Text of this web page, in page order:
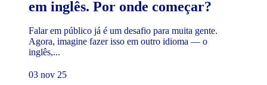
em inglês. Por onde começar?
Falar em público já é um desafio para muita gente.
Agora, imagine fazer isso em outro idioma — o
inglês,...
03 nov 25